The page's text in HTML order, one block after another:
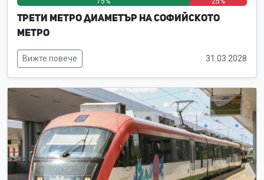
Трети метро диаметър на Софийското
метро
Вижте повече 31.03.2028